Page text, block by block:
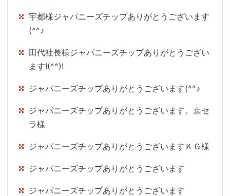
宇都様ジャパニーズチップありがとうございます
(^^♪
田代社長様ジャパニーズチップありがとうござい
ます!(^^)!
ジャパニーズチップありがとうございます(^^♪
ジャパニーズチップありがとうございます。京セ
ラ様
ジャパニーズチップありがとうございますＫＧ様
ジャパニーズチップありがとうございます
ジャパニーズチップありがとうございます